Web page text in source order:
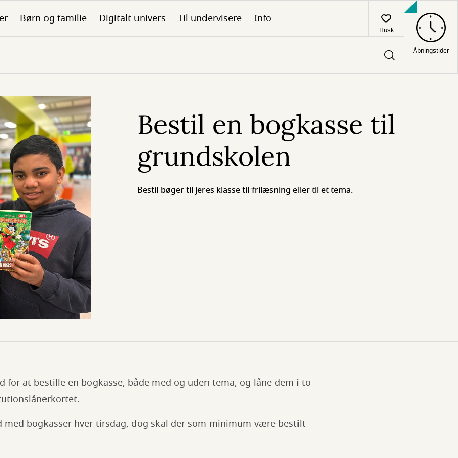
Børn og familie Digitalt univers Til undervisere Info
Husk
Åbningstider
Bestil en bogkasse til
grundskolen
Bestil bøger til jeres klasse til frilæsning eller til et tema.
for at bestille en bogkasse, både med og uden tema, og låne dem i to
med bogkasser hver tirsdag, dog skal der som minimum være bestilt